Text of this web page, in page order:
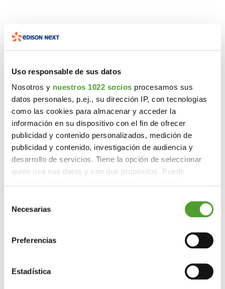
Uso responsable de sus datos
Nosotros y nuestros 1022 socios procesamos sus
datos personales, p.ej., su dirección IP, con tecnologías
como las cookies para almacenar y acceder la
información en su dispositivo con el fin de ofrecer
publicidad y contenido personalizados, medición de
publicidad y contenido, investigación de audiencia y
desarrollo de servicios. Tiene la opción de seleccionar
quién usa sus datos y con qué propósitos. Puede
el Menú de consentimiento.
Recopilar información sobre su ubicación
metros
Identificar su dispositivo analizándolo activamente
Necesarias
Preferencias
Estadística